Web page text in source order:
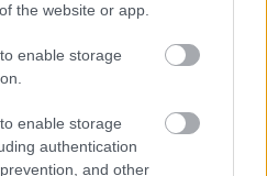
the website or app.
enable storage
enable storage
authentication
and other